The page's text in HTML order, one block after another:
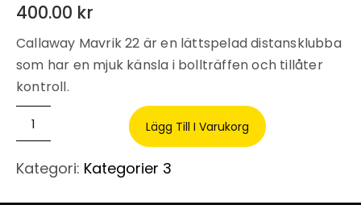
400.00 kr
Callaway Mavrik 22 är en lättspelad distansklubba
som har en mjuk känsla i bollträffen och tillåter
kontroll.
Lägg Till I Varukorg
Kategori: Kategorier 3